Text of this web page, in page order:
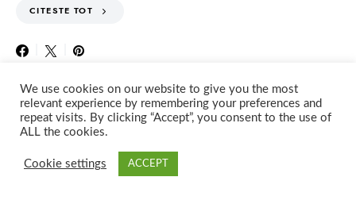
CITESTE TOT